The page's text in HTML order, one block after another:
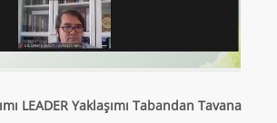
LEADER Yaklaşımı Tabandan Tavana